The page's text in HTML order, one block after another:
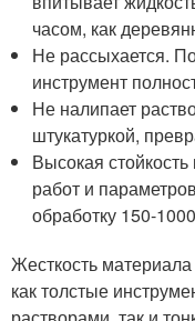
часом, как
Не рассыхается.
инструмент
Не налипает
штукатуркой,
Высокая
работ и
обработку 150-
Жесткость материала
как толстые